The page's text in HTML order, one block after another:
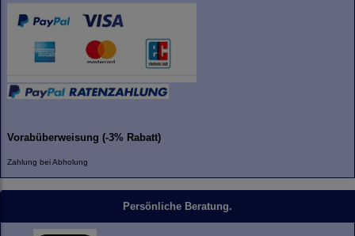
Vorabüberweisung (-3% Rabatt)
Zahlung bei Abholung
Persönliche Beratung.